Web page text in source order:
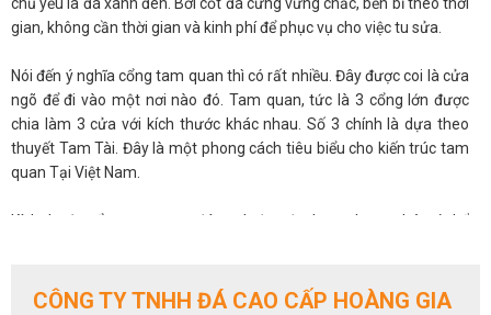
gian, không cần thời gian và kinh phí để phục vụ cho việc tu sửa.
Nói đến ý nghĩa cổng tam quan thì có rất nhiều. Đây được coi là cửa
ngõ để đi vào một nơi nào đó. Tam quan, tức là 3 cổng lớn được
chia làm 3 cửa với kích thước khác nhau. Số 3 chính là dựa theo
thuyết Tam Tài. Đây là một phong cách tiêu biểu cho kiến trúc tam
quan Tại Việt Nam.
Kích thước cổng tam quan đá xanh đen đa dạng phong phú, có thể
đá ốp lát tự nhiên chúng tôi còn có dây chuyền sản xuất các dòng
CÔNG TY TNHH ĐÁ CAO CẤP HOÀNG GIA